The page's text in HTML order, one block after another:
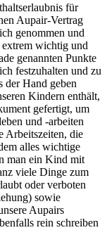
für
Aupair-Vertrag
genommen und
extrem wichtig und
genannten Punkte
festzuhalten und zu
der Hand geben
Kindern enthält,
gefertigt, um
und -arbeiten
Arbeitszeiten, die
alles wichtige
man ein Kind mit
viele Dinge zum
oder verboten
sowie
Aupairs
rein schreiben